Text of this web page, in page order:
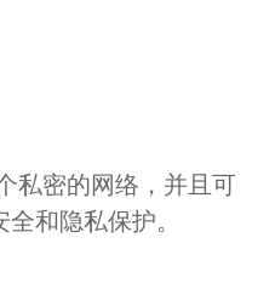
私密的网络，并且可
和隐私保护。